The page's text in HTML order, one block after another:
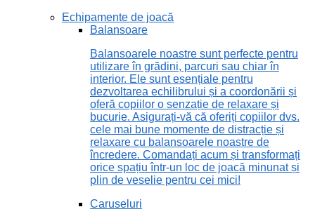
Echipamente de joacă
Balansoare
Balansoarele noastre sunt perfecte pentru
utilizare în grădini, parcuri sau chiar în
interior. Ele sunt esențiale pentru
dezvoltarea echilibrului și a coordonării și
oferă copiilor o senzație de relaxare și
bucurie. Asigurați-vă că oferiți copiilor dvs.
cele mai bune momente de distracție și
relaxare cu balansoarele noastre de
încredere. Comandați acum și transformați
orice spațiu într-un loc de joacă minunat și
plin de veselie pentru cei mici!
Caruseluri